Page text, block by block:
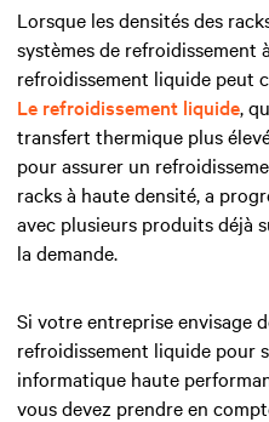
Lorsque les densités des
systèmes de refroidissement
refroidissement liquide peut
Le refroidissement liquide,
transfert thermique plus
pour assurer un
racks à haute densité, a
avec plusieurs produits déjà
la demande.
Si votre entreprise envisage
refroidissement liquide
informatique haute
vous devez prendre en